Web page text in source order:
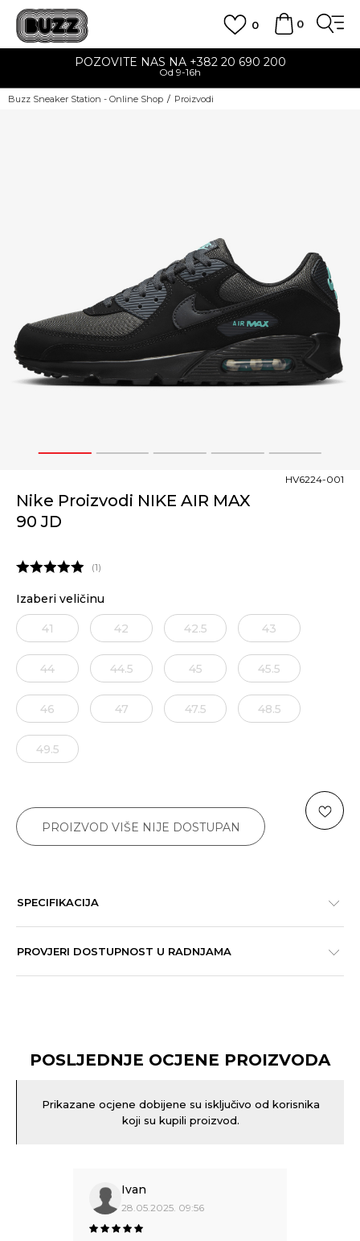
0
0
POZOVITE NAS NA +382 20 690 200
Od 9-16h
Buzz Sneaker Station - Online Shop Proizvodi
1 2 3 4 5
Nike Proizvodi NIKE AIR MAX
90 JD
HV6224-001
1
Izaberi veličinu
41 42 42.5 43
44 44.5 45 45.5
46 47 47.5 48.5
49.5
PROIZVOD VIŠE NIJE DOSTUPAN
SPECIFIKACIJA
PROVJERI DOSTUPNOST U RADNJAMA
POSLJEDNJE OCJENE PROIZVODA
Prikazane ocjene dobijene su isključivo od korisnika
koji su kupili proizvod.
Ivan
28.05.2025. 09:56